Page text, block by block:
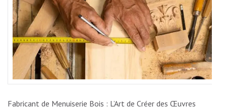
FABRICANT
DE
MENUISERIE
ET
QUALIFIÉ
Fabricant de Menuiserie Bois : L’Art de Créer des Œuvres